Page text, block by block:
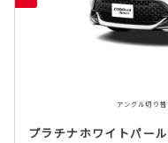
プラチナホワイトパー
アングル切り替